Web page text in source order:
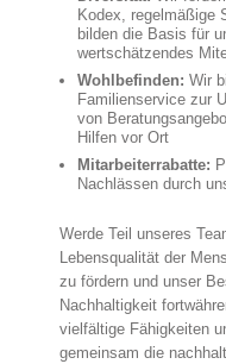
Kodex, regelmäßige
bilden die Basis für
wertschätzendes
Wohlbefinden: Wir
Familienservice zur
von
Hilfen vor Ort
Mitarbeiterrabatte:
Nachlässen durch
Werde Teil unseres
Lebensqualität der
zu fördern und unser
Nachhaltigkeit
vielfältige Fähigkeiten
gemeinsam die